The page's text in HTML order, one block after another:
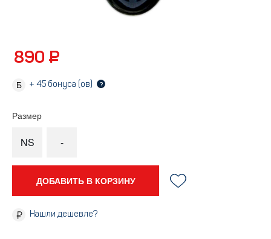
890 ₽
+ 45 бонуса (ов) ?
Размер
NS -
ДОБАВИТЬ В КОРЗИНУ
Нашли дешевле?